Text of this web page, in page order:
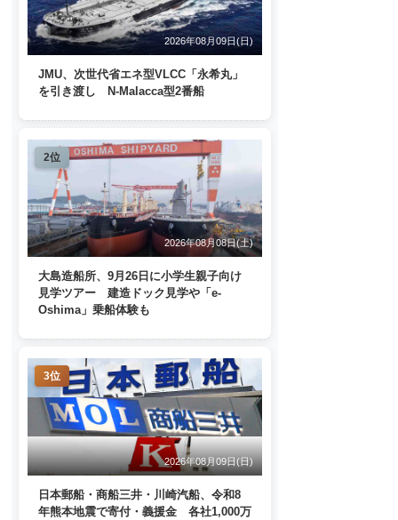
2026年08月09日(日)
JMU、次世代省エネ型VLCC「永希丸」
を引き渡し N-Malacca型2番船
2位
2026年08月08日(土)
大島造船所、9月26日に小学生親子向け
見学ツアー 建造ドック見学や「e-
Oshima」乗船体験も
3位
2026年08月09日(日)
日本郵船・商船三井・川崎汽船、令和8
年熊本地震で寄付・義援金 各社1,000万